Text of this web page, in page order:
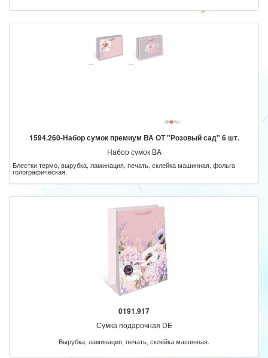
1594.260-Набор сумок премиум ВА ОТ "Розовый сад" 6 шт.
Набор сумок BA
Блестки термо, вырубка, ламинация, печать, склейка машинная, фольга
голографическая.
0191.917
Сумка подарочная DE
Вырубка, ламинация, печать, склейка машинная.